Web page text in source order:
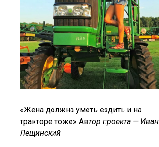
«Жена должна уметь ездить и на
тракторе тоже» Автор проекта — Иван
Лещинский